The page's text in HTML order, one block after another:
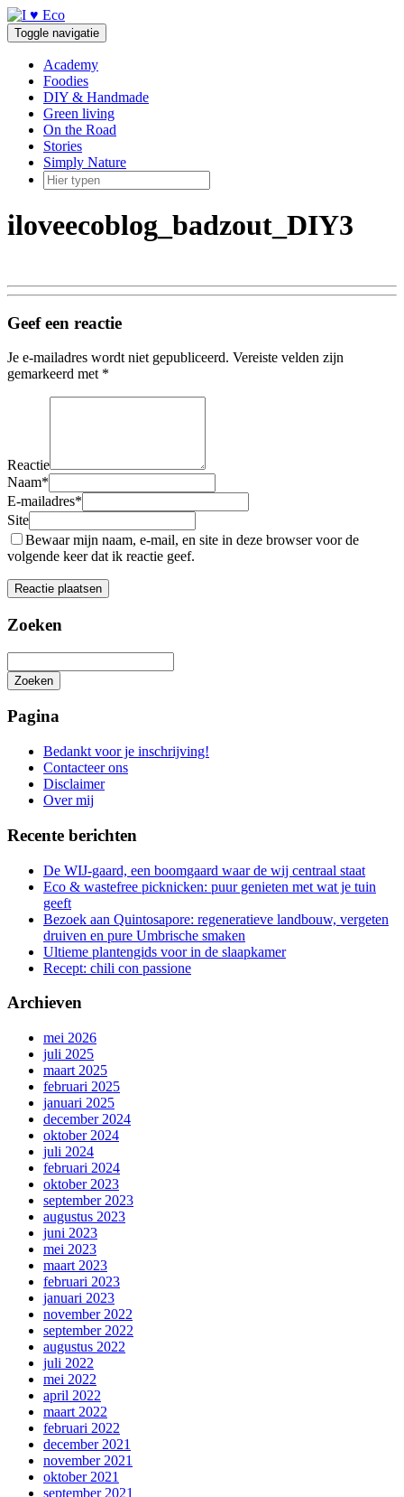
Doorgaan
naar
inhoud
Toggle navigatie
Academy
Foodies
DIY & Handmade
Green living
On the Road
Stories
Simply Nature
iloveecoblog_badzout_DIY3
Geef een reactie
Je e-mailadres wordt niet gepubliceerd. Vereiste velden zijn
gemarkeerd met *
Reactie
Naam*
E-mailadres*
Site
Bewaar mijn naam, e-mail, en site in deze browser voor de
volgende keer dat ik reactie geef.
Zoeken
Zoeken
zoeken
Pagina
Bedankt voor je inschrijving!
Contacteer ons
Disclaimer
Over mij
Recente berichten
De WIJ-gaard, een boomgaard waar de wij centraal staat
Eco & wastefree picknicken: puur genieten met wat je tuin
geeft
Bezoek aan Quintosapore: regeneratieve landbouw, vergeten
druiven en pure Umbrische smaken
Ultieme plantengids voor in de slaapkamer
Recept: chili con passione
Archieven
mei 2026
juli 2025
maart 2025
februari 2025
januari 2025
december 2024
oktober 2024
juli 2024
februari 2024
oktober 2023
september 2023
augustus 2023
juni 2023
mei 2023
maart 2023
februari 2023
januari 2023
november 2022
september 2022
augustus 2022
juli 2022
mei 2022
april 2022
maart 2022
februari 2022
december 2021
november 2021
oktober 2021
september 2021